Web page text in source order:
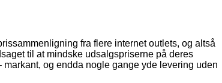
fra flere internet outlets, og altså
til at mindske udsalgspriserne på deres
og endda nogle gange yde levering uden